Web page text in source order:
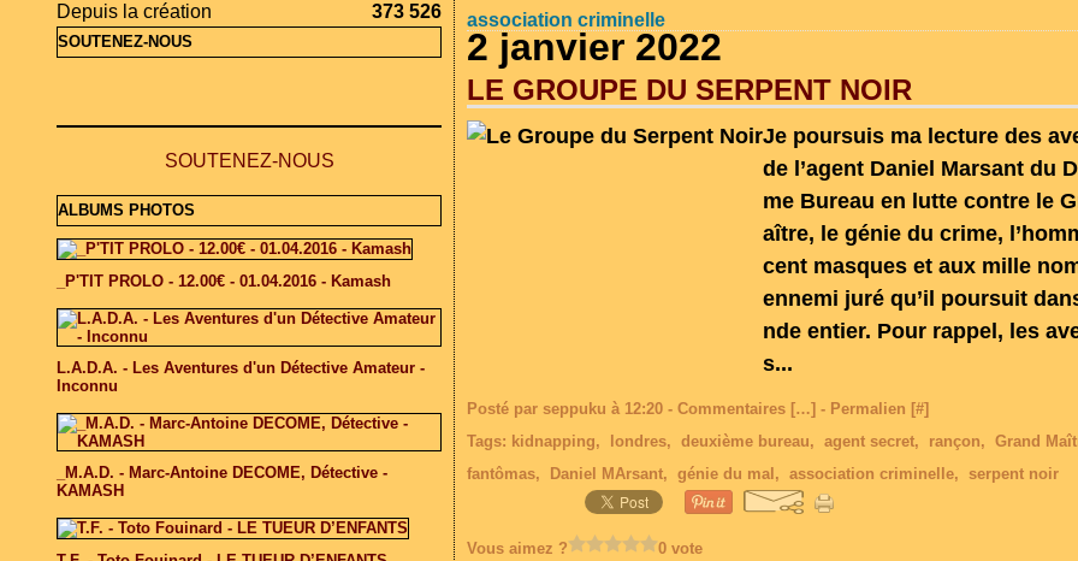
Depuis la création 373 526
SOUTENEZ-NOUS
SOUTENEZ-NOUS
ALBUMS PHOTOS
_P'TIT PROLO - 12.00€ - 01.04.2016 - Kamash
L.A.D.A. - Les Aventures d'un Détective Amateur -
Inconnu
_M.A.D. - Marc-Antoine DECOME, Détective -
KAMASH
association criminelle
2 janvier 2022
LE GROUPE DU SERPENT NOIR
Je poursuis ma lecture des
de l’agent Daniel Marsant du
me Bureau en lutte contre le
aître, le génie du crime,
cent masques et aux mille
ennemi juré qu’il poursuit
nde entier. Pour rappel, les
s...
Posté par seppuku à 12:20 - Commentaires […] - Permalien [#]
Tags: kidnapping, londres, deuxième bureau, agent secret, rançon, Grand
fantômas, Daniel MArsant, génie du mal , association criminelle, serpent noir
Vous aimez ? 0 vote